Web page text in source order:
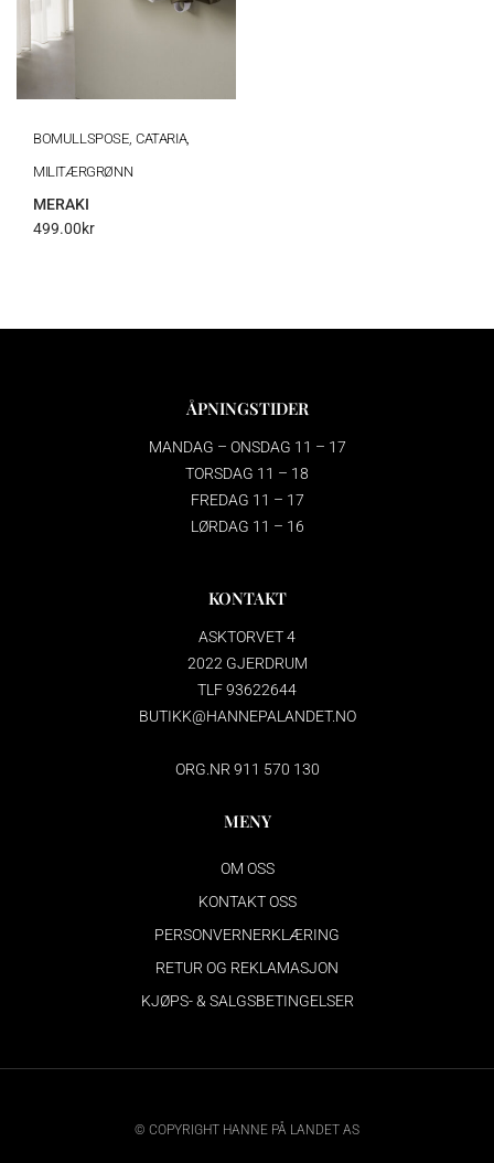
BOMULLSPOSE, CATARIA,
MILITÆRGRØNN
MERAKI
499.00kr
ÅPNINGSTIDER
MANDAG – ONSDAG 11 – 17
TORSDAG 11 – 18
FREDAG 11 – 17
LØRDAG 11 – 16
KONTAKT
ASKTORVET 4
2022 GJERDRUM
TLF 93622644
BUTIKK@HANNEPALANDET.NO
ORG.NR 911 570 130
MENY
OM OSS
KONTAKT OSS
PERSONVERNERKLÆRING
RETUR OG REKLAMASJON
KJØPS- & SALGSBETINGELSER
© COPYRIGHT HANNE PÅ LANDET AS